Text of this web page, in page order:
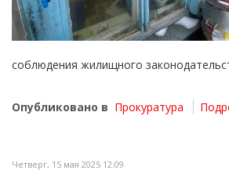
соблюдения жилищного
Опубликовано в Прокуратура
Четверг, 15 мая 2025 12:09